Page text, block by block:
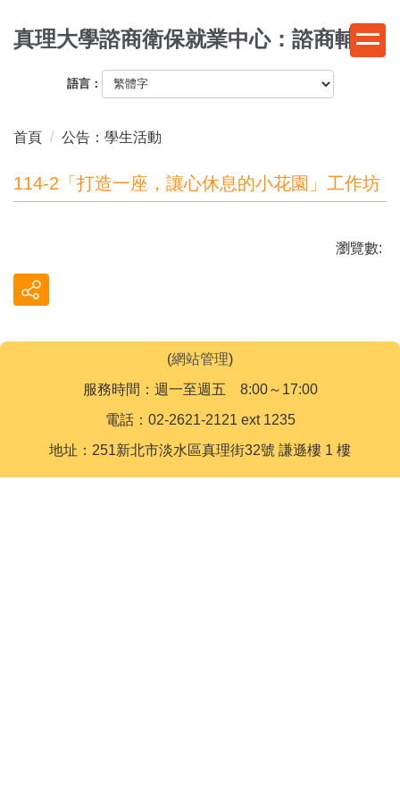
到
區
真理大學諮商衛保就業中心：諮商輔導
語言：
首頁 公告：學生活動
114-2「打造一座，讓心休息的小花園」工作坊
瀏覽數:
(網站管理)
服務時間：週一至週五 8:00～17:00
電話：02-2621-2121 ext 1235
地址：251新北市淡水區真理街32號 謙遜樓 1 樓